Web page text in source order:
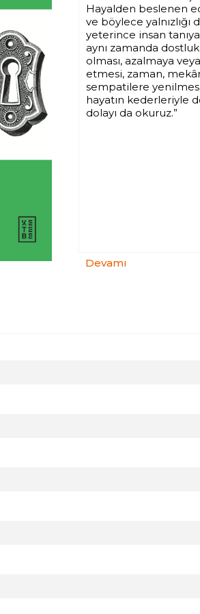
Hayalden beslenen
ve böylece yalnızlığı
yeterince insan
aynı zamanda
olması, azalmaya
etmesi, zaman,
sempatilere
hayatın kederleriyle
dolayı da okuruz.”
Devamı